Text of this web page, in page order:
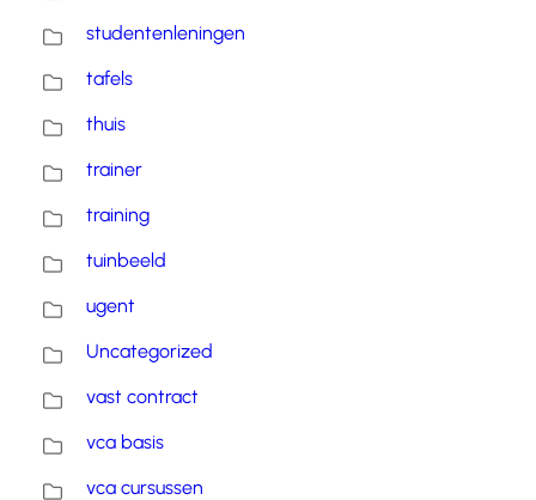
studentenleningen
tafels
thuis
trainer
training
tuinbeeld
ugent
Uncategorized
vast contract
vca basis
vca cursussen